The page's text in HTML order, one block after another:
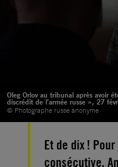
Oleg Orlov au tribunal après avoir
discrédit de l'armée russe », 27
© Photographe russe anonyme
Et de dix !
consécutive,